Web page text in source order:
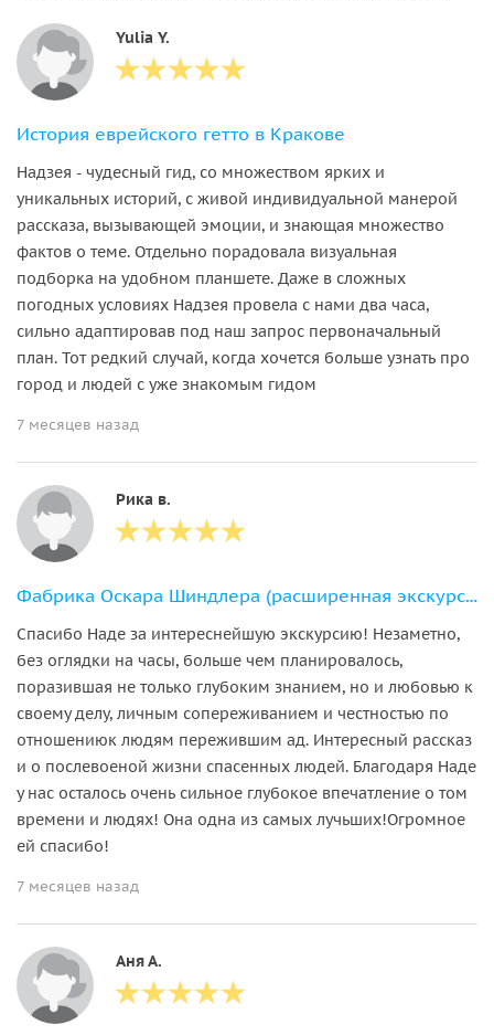
Yulia Y.
История еврейского гетто в Кракове
Надзея - чудесный гид, со множеством ярких и
уникальных историй, с живой индивидуальной манерой
рассказа, вызывающей эмоции, и знающая множество
фактов о теме. Отдельно порадовала визуальная
подборка на удобном планшете. Даже в сложных
погодных условиях Надзея провела с нами два часа,
сильно адаптировав под наш запрос первоначальный
план. Тот редкий случай, когда хочется больше узнать про
город и людей с уже знакомым гидом
7 месяцев назад
Рика в.
Фабрика Оскара Шиндлера (расширенная экскурсия)
Спасибо Наде за интереснейшую экскурсию! Незаметно,
без оглядки на часы, больше чем планировалось,
поразившая не только глубоким знанием, но и любовью к
своему делу, личным сопереживанием и честностью по
отношениюк людям пережившим ад. Интересный рассказ
и о послевоеной жизни спасенных людей. Благодаря Наде
у нас осталось очень сильное глубокое впечатление о том
времени и людях! Она одна из самых лучьших!Огромное
ей спасибо!
7 месяцев назад
Аня А.